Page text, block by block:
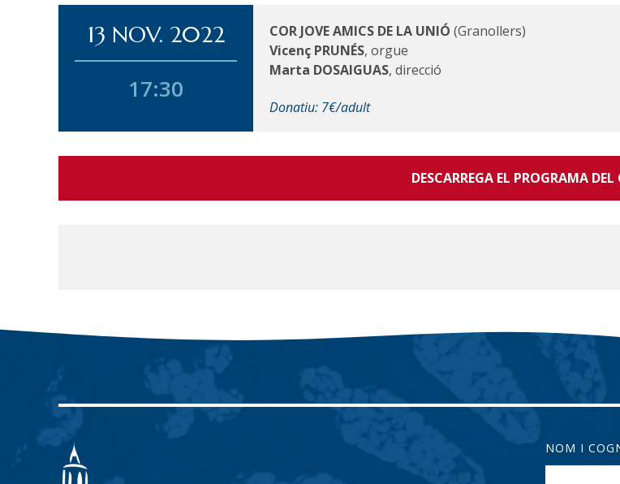
13 NOV. 2022
17:30
COR JOVE AMICS DE LA UNIÓ (Granollers)
Vicenç PRUNÉS, orgue
Marta DOSAIGUAS, direcció
Donatiu: 7€/adult
DESCARREGA EL PROGRAMA
NOM I